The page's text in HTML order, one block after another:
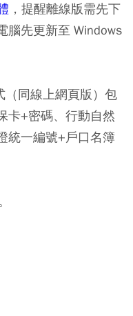
，提醒離線版需先下
腦先更新至 Windows
（同線上網頁版）包
卡+密碼、行動自然
統一編號+戶口名簿